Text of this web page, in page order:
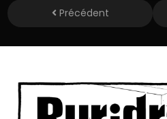
Précédent